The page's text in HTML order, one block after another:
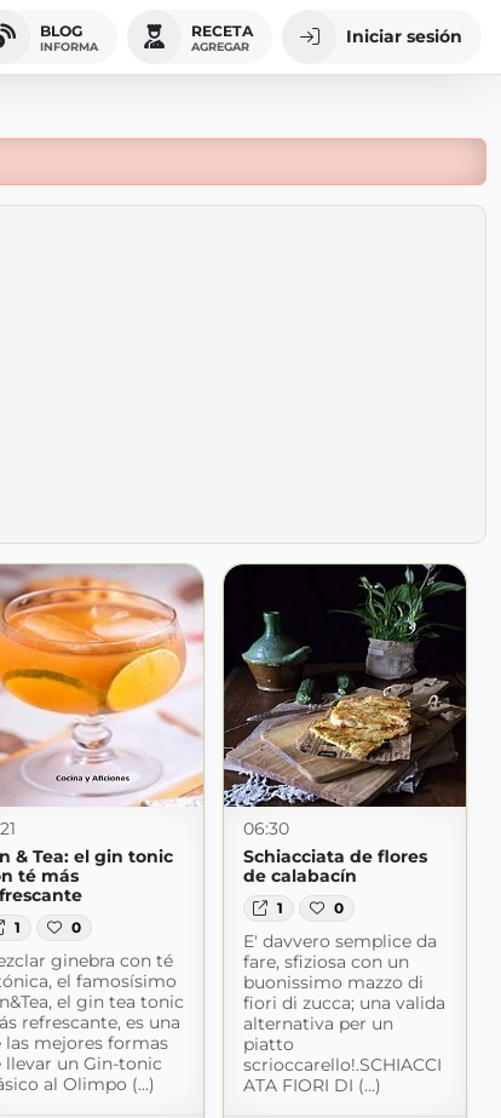
BLOG
INFORMA
RECETA
AGREGAR Iniciar sesión
& Tea: el gin tonic
té más
1 0
ginebra con té
el famosísimo
el gin tea tonic
refrescante, es una
las mejores formas
llevar un Gin-tonic
al Olimpo (...)
06:30
Schiacciata de flores
de calabacín
1 0
E' davvero semplice da
fare, sfiziosa con un
buonissimo mazzo di
fiori di zucca; una valida
alternativa per un
piatto
scrioccarello!.SCHIACCI
ATA FIORI DI (...)